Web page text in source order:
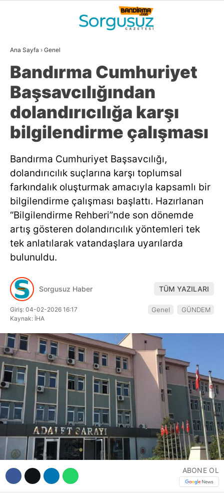
WhatsApp İhbar
Hattı
Facebook
Youtube
30°
BALIKESIR
YAZARLAR
DÜNYA
EKONOMİ
SPOR
MAGAZİN
EĞİTİM
DİĞER
Ana Sayfa › Genel
Bandırma Cumhuriyet
Başsavcılığından
dolandırıcılığa karşı
bilgilendirme çalışması
Bandırma Cumhuriyet Başsavcılığı,
dolandırıcılık suçlarına karşı toplumsal
farkındalık oluşturmak amacıyla kapsamlı bir
bilgilendirme çalışması başlattı. Hazırlanan
“Bilgilendirme Rehberi”nde son dönemde
artış gösteren dolandırıcılık yöntemleri tek
tek anlatılarak vatandaşlara uyarılarda
bulunuldu.
Sorgusuz Haber TÜM YAZILARI
Giriş: 04-02-2026 16:17
Kaynak: İHA
Genel GÜNDEM
ABONE OL